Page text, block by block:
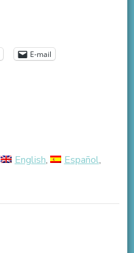
E-mail
English
Español